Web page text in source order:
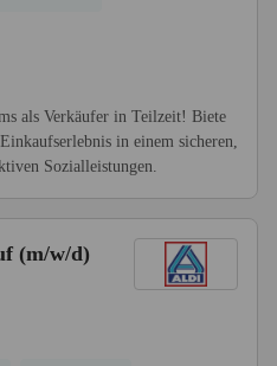
als Verkäufer in Teilzeit! Biete
in einem sicheren,
Sozialleistungen.
(m/w/d)